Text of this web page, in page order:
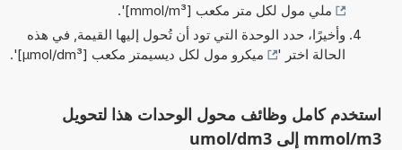
ملي مول لكل متر مكعب [mmol/m³]
'.
وأخيرًا، حدد الوحدة التي تود أن تُحول إليها القيمة, في هذه
الحالة اختر '
ميكرو مول لكل ديسيمتر مكعب [µmol/dm³] '.
استخدم كامل وظائف محول الوحدات هذا لتحويل
mmol/m3 إلى umol/dm3